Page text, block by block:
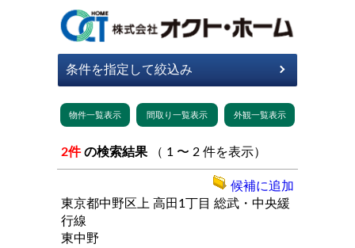
2件 の検索結果 （ 1 〜 2 件を表示）
東京都中野区上 高田1丁目 総武・中央緩
行線
東中野
候補に追加